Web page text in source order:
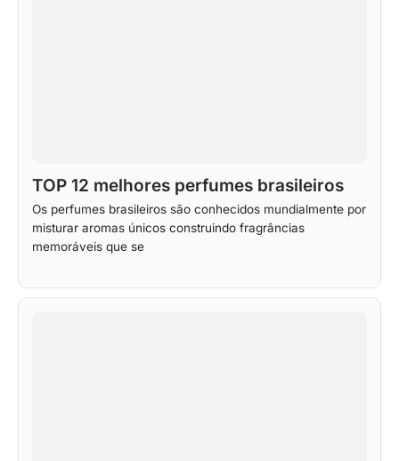
TOP 12 melhores perfumes brasileiros
Os perfumes brasileiros são conhecidos mundialmente por
misturar aromas únicos construindo fragrâncias
memoráveis que se